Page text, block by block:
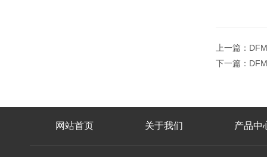
上一篇：
下一篇：
网站首页 关于我们 产品中